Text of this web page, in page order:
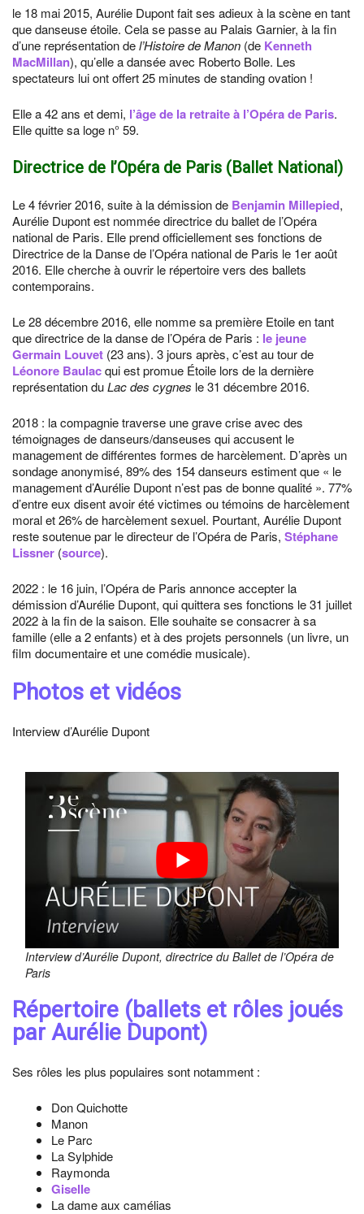
le 18 mai 2015, Aurélie Dupont fait ses adieux à la scène en tant
que danseuse étoile. Cela se passe au Palais Garnier, à la fin
d’une représentation del’Histoire de Manon (de Kenneth
MacMillan), qu’elle a dansée avec Roberto Bolle. Les
spectateurs lui ont offert 25 minutes de standing ovation !
Elle a 42 ans et demi, l’âge de la retraite à l’Opéra de Paris.
Elle quitte sa loge n° 59.
Directrice de l’Opéra de Paris (Ballet National)
Le 4 février 2016, suite à la démission de Benjamin Millepied,
Aurélie Dupont est nommée directrice du ballet de l’Opéra
national de Paris. Elle prend officiellement ses fonctions de
Directrice de la Danse de l’Opéra national de Paris le 1er août
2016. Elle cherche à ouvrir le répertoire vers des ballets
contemporains.
Le 28 décembre 2016, elle nomme sa première Etoile en tant
que directrice de la danse de l’Opéra de Paris : le jeune
Germain Louvet (23 ans). 3 jours après, c’est au tour de
Léonore Baulacqui est promue Étoile lors de la dernière
représentation duLac des cygnes le 31 décembre 2016.
2018 : la compagnie traverse une grave crise avec des
témoignages de danseurs/danseuses qui accusent le
management de différentes formes de harcèlement. D’après un
sondage anonymisé, 89% des 154 danseurs estiment que « le
management d’Aurélie Dupont n’est pas de bonne qualité ». 77%
d’entre eux disent avoir été victimes ou témoins de harcèlement
moral et 26% de harcèlement sexuel. Pourtant, Aurélie Dupont
reste soutenue par le directeur de l’Opéra de Paris, Stéphane
Lissner (source).
2022 : le 16 juin, l’Opéra de Paris annonce accepter la
démission d’Aurélie Dupont, qui quittera ses fonctions le 31 juillet
2022 à la fin de la saison. Elle souhaite se consacrer à sa
famille (elle a 2 enfants) et à des projets personnels (un livre, un
film documentaire et une comédie musicale).
Photos et vidéos
Interview d’Aurélie Dupont
Interview d’Aurélie Dupont, directrice du Ballet de l’Opéra de
Paris
Répertoire (ballets et rôles joués
par Aurélie Dupont)
Ses rôles les plus populaires sont notamment :
Don Quichotte
Manon
Le Parc
La Sylphide
Raymonda
Giselle
La dame aux camélias